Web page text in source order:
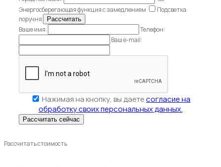
Энергосберегающая функция с замедлением
Подсветка
поручня
Ваше имя:
Телефон:
Ваш e-mail:
Нажимая на кнопку, вы даетесогласие на
обработку своих персональных данных.
Рассчитать стоимость